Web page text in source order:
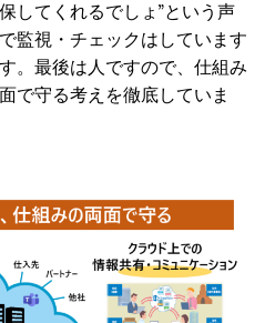
してくれるでしょ”という声
監視・チェックはしています
。最後は人ですので、仕組み
で守る考えを徹底していま